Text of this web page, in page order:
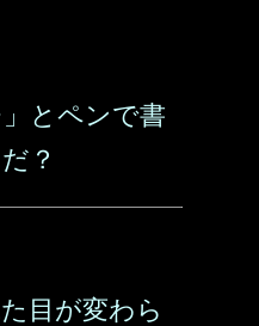
」とペンで書
？
目が変わら